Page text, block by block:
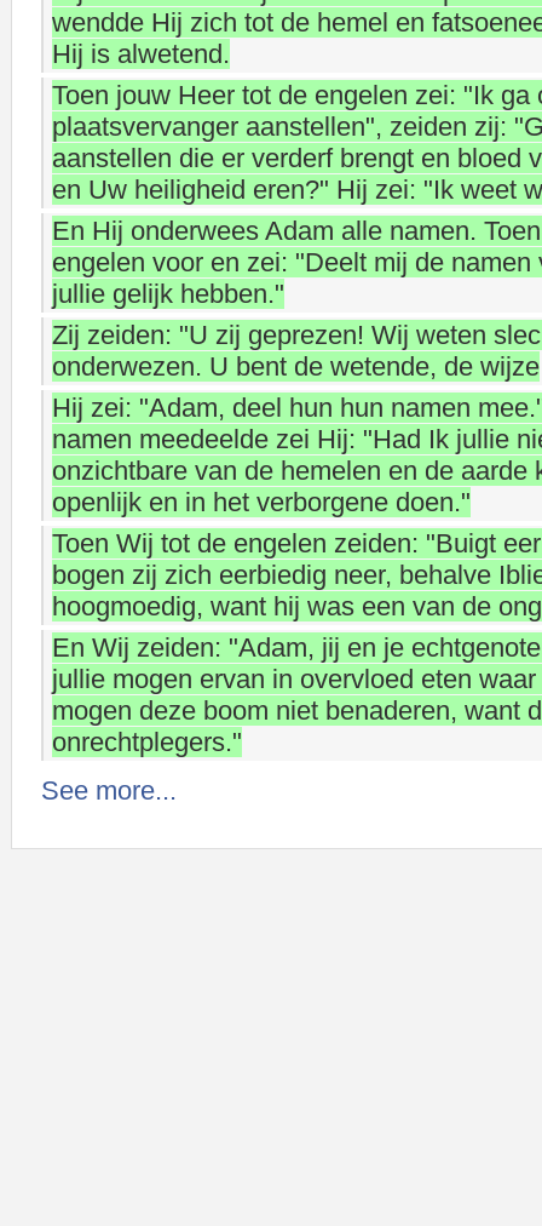
wendde Hij zich tot de hemel en
Hij is alwetend.
Toen jouw Heer tot de engelen zei: "Ik ga
plaatsvervanger aanstellen", zeiden zij:
aanstellen die er verderf brengt en bloed
en Uw heiligheid eren?" Hij zei: "Ik weet
En Hij onderwees Adam alle namen.
engelen voor en zei: "Deelt mij de
jullie gelijk hebben."
Zij zeiden: "U zij geprezen! Wij weten
onderwezen. U bent de wetende, de wijze
Hij zei: "Adam, deel hun hun namen
namen meedeelde zei Hij: "Had Ik jullie
onzichtbare van de hemelen en de aarde
openlijk en in het verborgene doen."
Toen Wij tot de engelen zeiden: "Buigt
bogen zij zich eerbiedig neer, behalve
hoogmoedig, want hij was een van de
En Wij zeiden: "Adam, jij en je
jullie mogen ervan in overvloed eten
mogen deze boom niet benaderen, want
onrechtplegers."
See more...